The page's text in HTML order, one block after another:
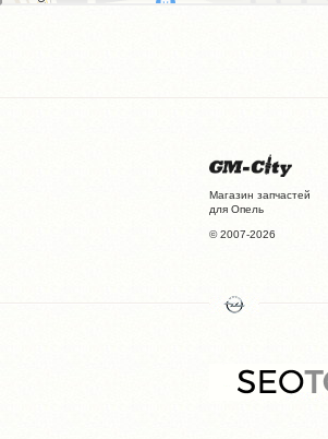
Магазин запчастей
для Опель
© 2007-2026